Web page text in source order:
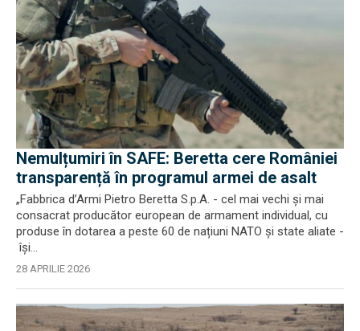
Nemulțumiri în SAFE: Beretta cere României
transparență în programul armei de asalt
„Fabbrica d’Armi Pietro Beretta S.p.A. - cel mai vechi şi mai
consacrat producător european de armament individual, cu
produse în dotarea a peste 60 de națiuni NATO şi state aliate -
îşi...
28 APRILIE 2026